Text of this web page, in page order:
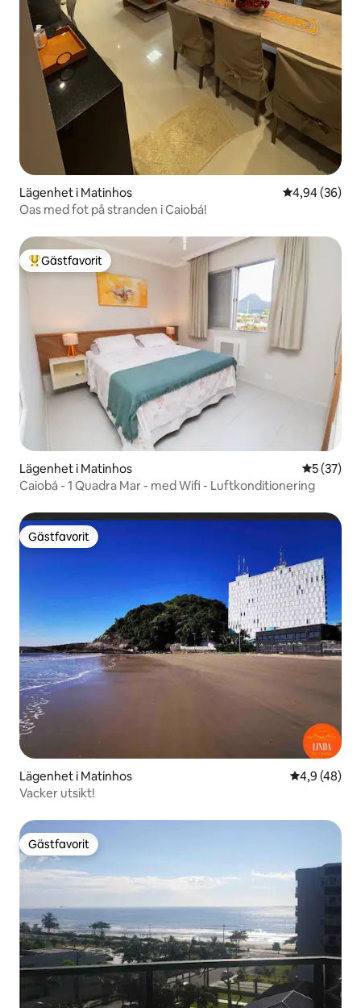
Lägenhet i Matinhos 4,94 av 5 i
4,94 (36)
Oas med fot på stranden i Caiobá!
Populär gästfavorit
Gästfavorit
Lägenhet i Matinhos 5 av 5 i
5 (37)
Caiobá - 1 Quadra Mar - med Wifi - Luftkonditionering
Gästfavorit
Gästfavorit
Lägenhet i Matinhos 4,9 av 5 i
4,9 (48)
Vacker utsikt!
Gästfavorit
Gästfavorit